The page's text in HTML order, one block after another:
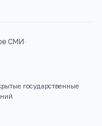
СМИ·
государственные